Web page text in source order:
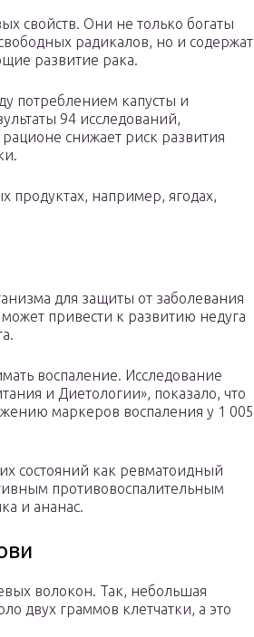
свойств. Они не только богаты
радикалов, но и содержат
развитие рака.
потреблением капусты и
94 исследований,
снижает риск развития
продуктах, например, ягодах,
для защиты от заболевания
привести к развитию недуга
воспаление. Исследование
и Диетологии», показало, что
маркеров воспаления у 1 005
состояний как ревматоидный
противовоспалительным
и ананас.
волокон. Так, небольшая
двух граммов клетчатки, а это